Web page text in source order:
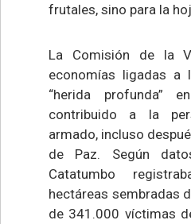
frutales, sino para la
La Comisión de la
economías ligadas a
“herida profunda”
contribuido a la
armado, incluso
de Paz. Según
Catatumbo
hectáreas sembradas
de 341.000 víctimas